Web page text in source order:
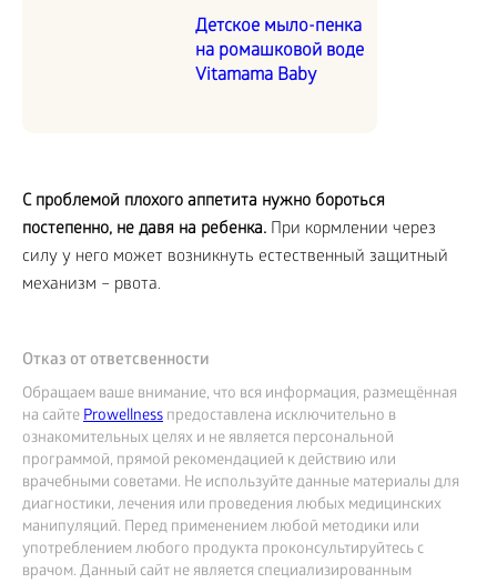
Детское мыло-пенка
на ромашковой воде
Vitamama Baby
С проблемой плохого аппетита нужно бороться
постепенно, не давя на ребенка. При кормлении через
силу у него может возникнуть естественный защитный
механизм – рвота.
Отказ от ответсвенности
Обращаем ваше внимание, что вся информация, размещённая
на сайтеProwellness предоставлена исключительно в
ознакомительных целях и не является персональной
программой, прямой рекомендацией к действию или
врачебными советами. Не используйте данные материалы для
диагностики, лечения или проведения любых медицинских
манипуляций. Перед применением любой методики или
употреблением любого продукта проконсультируйтесь с
врачом. Данный сайт не является специализированным